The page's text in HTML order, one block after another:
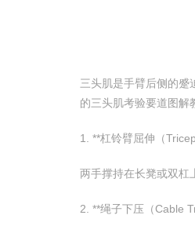
三头肌是手臂后侧的蹙
的三头肌考验要道图解
1. **杠铃臂屈伸（
两手撑持在长凳或双杠
2. **绳子下压（Cable